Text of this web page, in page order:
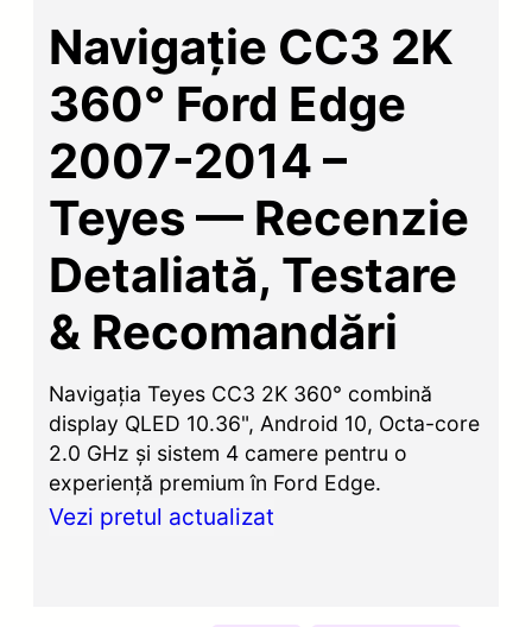
Navigație CC3 2K
360° Ford Edge
2007-2014 –
Teyes — Recenzie
Detaliată, Testare
& Recomandări
Navigația Teyes CC3 2K 360° combină
display QLED 10.36", Android 10, Octa-core
2.0 GHz și sistem 4 camere pentru o
experiență premium în Ford Edge.
Vezi pretul actualizat